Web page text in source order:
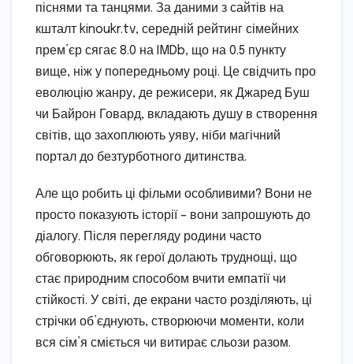
піснями та танцями. За даними з сайтів на
кшталт kinoukr.tv, середній рейтинг сімейних
прем’єр сягає 8.0 на IMDb, що на 0.5 пункту
вище, ніж у попередньому році. Це свідчить про
еволюцію жанру, де режисери, як Джаред Буш
чи Байрон Говард, вкладають душу в створення
світів, що захоплюють уяву, ніби магічний
портал до безтурботного дитинства.
Але що робить ці фільми особливими? Вони не
просто показують історії – вони запрошують до
діалогу. Після перегляду родини часто
обговорюють, як герої долають труднощі, що
стає природним способом вчити емпатії чи
стійкості. У світі, де екрани часто розділяють, ці
стрічки об’єднують, створюючи моменти, коли
вся сім’я сміється чи витирає сльози разом.